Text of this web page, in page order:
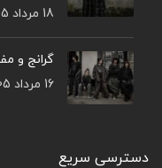
18 مرداد 1405
گرانج و
16 مرداد 1405
دسترسی سریع